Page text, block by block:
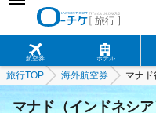
航空券 ホテル
旅行TOP 海外航空券 マナ
マナド（インドネシ